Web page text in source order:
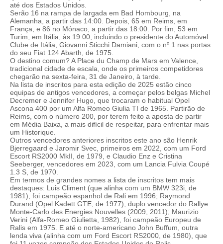
até dos Estados Unidos.
Serão 16 na rampa de largada em Bad Hombourg, na
Alemanha, a partir das 14:00. Depois, 65 em Reims, em
França, e 86 no Mónaco, a partir das 18:00. Por fim, 53 em
Turim, em Itália, às 19:00, incluindo o presidente do Automóvel
Clube de Itália, Giovanni Sticchi Damiani, com o nº 1 nas portas
do seu Fiat 124 Abarth, de 1975.
O destino comum? A Place du Champ de Mars em Valence,
tradicional cidade de escala, onde os primeiros competidores
chegarão na sexta-feira, 31 de Janeiro, à tarde.
Na lista de inscritos para esta edição de 2025 estão cinco
equipas de antigos vencedores, a começar pelos belgas Michel
Decremer e Jennifer Hugo, que trocaram o habitual Opel
Ascona 400 por um Alfa Romeo Giulia TI de 1965. Partirão de
Reims, com o número 200, por terem feito a aposta de partir
em Média Baixa, a mais difícil de respeitar, para enfrentar mais
um Historique.
Outros vencedores anteriores inscritos este ano são Henrik
Bjerregaard e Jaromir Svec, primeiros em 2022, com um Ford
Escort RS2000 MkII, de 1979, e Claudio Enz e Cristina
Seeberger, vencedores em 2023, com um Lancia Fulvia Coupé
1.3 S, de 1970.
Em termos de grandes nomes a lista de inscritos tem mais
destaques: Luis Climent (que alinha com um BMW 323i, de
1981), foi campeão espanhol de Rali em 1996; Raymond
Durand (Opel Kadett GTE, de 1977), duplo vencedor do Rallye
Monte-Carlo des Energies Nouvelles (2009, 2011); Maurizio
Verini (Alfa-Romeo Giulietta, 1982), foi campeão Europeu de
Ralis em 1975. E até o norte-americano John Buffum, outra
lenda viva (alinha com um Ford Escort RS2000, de 1980), que